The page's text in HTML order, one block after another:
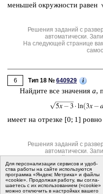
мень­шей окруж­но­сти равен
Решения заданий с
автоматически.
На следующей странице
6 Тип 18 № 640929 i
Най­ди­те все зна­че­ния a,
имеет на от­рез­ке [0; 1]
Решения заданий с
автоматически.
На следующей странице
Для пер­со­на­ли­за­ции сер­ви­сов и удоб­
ства ра­бо­ты на сайте ис­поль­зу­ют­ся
программа «Яндекс Метрика» и файлы
«cookie». Про­дол­жая ра­бо­ту, вы со­гла­
ша­е­тесь с их ис­поль­зо­ва­ни­ем («cookie»
мо­жно от­клю­чить в на­строй­ках ва­ше­го